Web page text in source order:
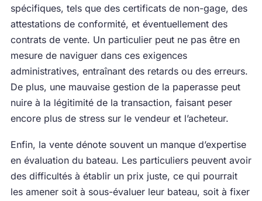
spécifiques, tels que des certificats de non-gage, des
attestations de conformité, et éventuellement des
contrats de vente. Un particulier peut ne pas être en
mesure de naviguer dans ces exigences
administratives, entraînant des retards ou des erreurs.
De plus, une mauvaise gestion de la paperasse peut
nuire à la légitimité de la transaction, faisant peser
encore plus de stress sur le vendeur et l’acheteur.
Enfin, la vente dénote souvent un manque d’expertise
en évaluation du bateau. Les particuliers peuvent avoir
des difficultés à établir un prix juste, ce qui pourrait
les amener soit à sous-évaluer leur bateau, soit à fixer